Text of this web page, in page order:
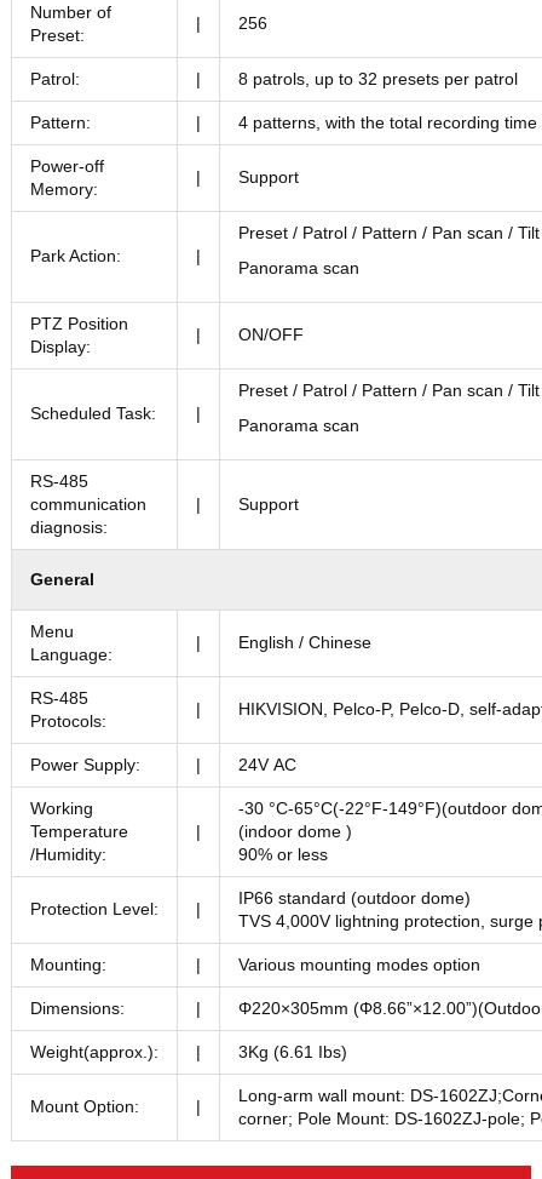
Number of
Preset:
| 256
Patrol: | 8 patrols, up to 32 presets per patrol
Pattern: | 4 patterns, with the total recording
Power-off
Memory:
| Support
Park Action: |
Preset / Patrol / Pattern / Pan scan /
Panorama scan
PTZ Position
Display:
| ON/OFF
Scheduled Task: |
Preset / Patrol / Pattern / Pan scan /
Panorama scan
RS-485
communication
diagnosis:
| Support
General
Menu
Language:
| English / Chinese
RS-485
Protocols:
| HIKVISION, Pelco-P, Pelco-D, self-
Power Supply: | 24V AC
Working
Temperature
/Humidity:
|
-30 °C-65°C(-22°F-149°F)(outdoor
(indoor dome )
90% or less
Protection Level: |
IP66 standard (outdoor dome)
TVS 4,000V lightning protection,
Mounting: | Various mounting modes option
Dimensions: | Φ220×305mm
Weight(approx.): | 3Kg (6.61 Ibs)
Mount Option: |
Long-arm wall mount: DS-
corner; Pole Mount: DS-1602ZJ-pole;